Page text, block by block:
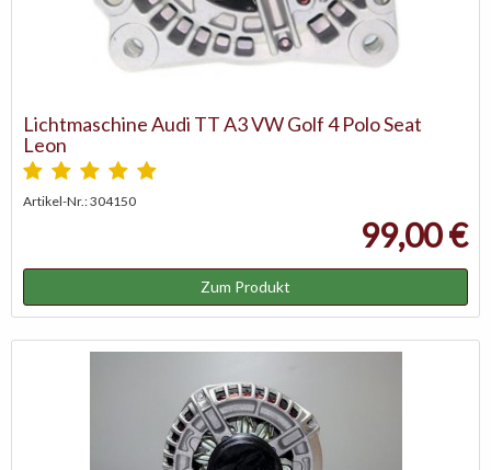
Lichtmaschine Audi TT A3 VW Golf 4 Polo Seat
Leon
Artikel-Nr.: 304150
99,00 €
Zum Produkt